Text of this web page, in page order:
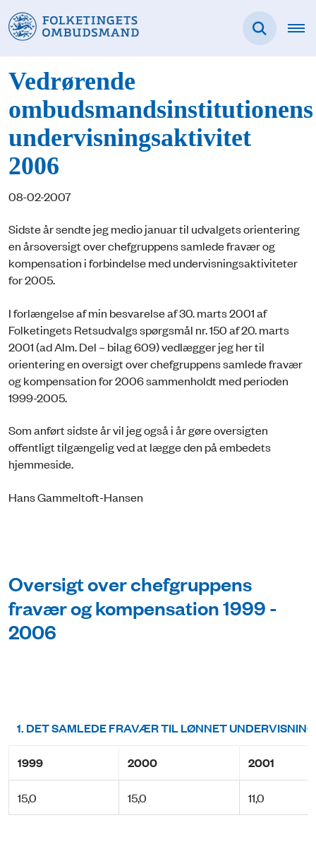
Vedrørende
ombudsmandsinstitutionens
undervisningsaktivitet
2006
08-02-2007
Sidste år sendte jeg medio januar til udvalgets orientering
en årsoversigt over chefgruppens samlede fravær og
kompensation i forbindelse med undervisningsaktiviteter
for 2005.
I forlængelse af min besvarelse af 30. marts 2001 af
Folketingets Retsudvalgs spørgsmål nr. 150 af 20. marts
2001 (ad Alm. Del – bilag 609) vedlægger jeg her til
orientering en oversigt over chefgruppens samlede fravær
og kompensation for 2006 sammenholdt med perioden
1999-2005.
Som anført sidste år vil jeg også i år gøre oversigten
offentligt tilgængelig ved at lægge den på embedets
hjemmeside.
Hans Gammeltoft-Hansen
Oversigt over chefgruppens
fravær og kompensation 1999 -
2006
1. DET SAMLEDE FRAVÆR TIL LØNNET
1999 2000 2001
15,0 15,0 11,0